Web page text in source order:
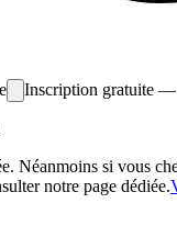
Inscription gratuite —
Néanmoins si vous
notre page dédiée.